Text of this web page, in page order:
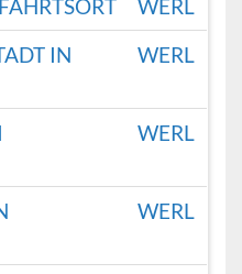
WERL
IN
WERL
WERL
WERL